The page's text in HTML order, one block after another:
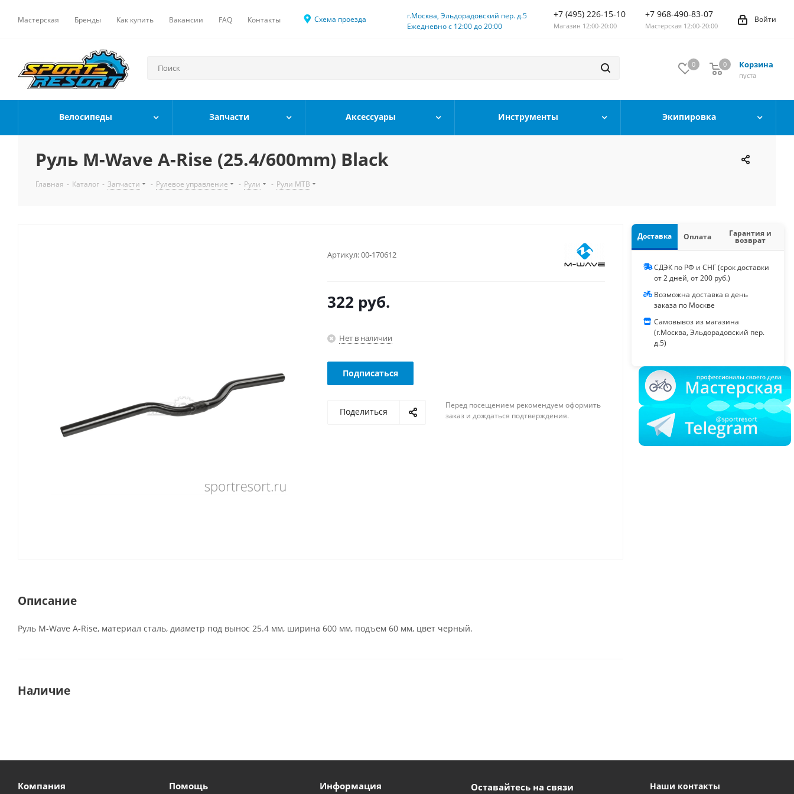
Мастерская Бренды Как купить Вакансии FAQ Контакты Схема проезда
г.Москва, Эльдорадовский пер. д.5
Ежедневно с 12:00 до 20:00
+7 (495) 226-15-10
Магазин 12:00-20:00
+7 968-490-83-07
Мастерская 12:00-20:00
Войти
0 Корзина
0
пуста
0
Велосипеды Запчасти Аксессуары Инструменты Экипировка
Руль M-Wave A-Rise (25.4/600mm) Black
Главная - Каталог - Запчасти - Рулевое управление - Рули - Рули MTB
Артикул:00-170612
322 руб.
Нет в наличии
Подписаться
Поделиться
Перед посещением рекомендуем оформить
заказ и дождаться подтверждения.
Описание
Руль M-Wave A-Rise, материал сталь, диаметр под вынос 25.4 мм, ширина 600 мм, подъем 60 мм, цвет черный.
Наличие
Доставка Оплата Гарантия и
возврат
СДЭК по РФ и СНГ (срок доставки
от 2 дней, от 200 руб.)
Возможна доставка в день
заказа по Москве
Самовывоз из магазина
(г.Москва, Эльдорадовский пер.
д.5)
Компания Помощь Информация Оставайтесь на связи Наши контакты